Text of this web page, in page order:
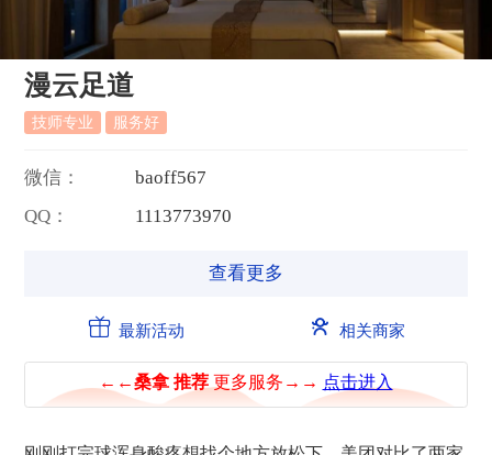
漫云足道
技师专业 服务好
微信： baoff567
QQ：
1113773970
查看更多
最新活动 相关商家